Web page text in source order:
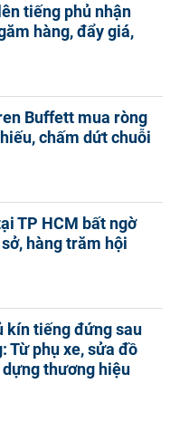
tiếng phủ nhận
hàng, đẩy giá,
Buffett mua ròng
chấm dứt chuỗi
TP HCM bất ngờ
hàng trăm hội
kín tiếng đứng sau
Từ phụ xe, sửa đồ
thương hiệu